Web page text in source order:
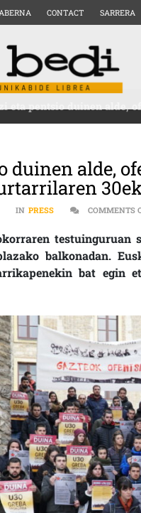
CONTACT SARRERA
eta pentsio duinen alde,
duinen alde,
IN PRESS COMMENTS
balkonadan.
bat egin